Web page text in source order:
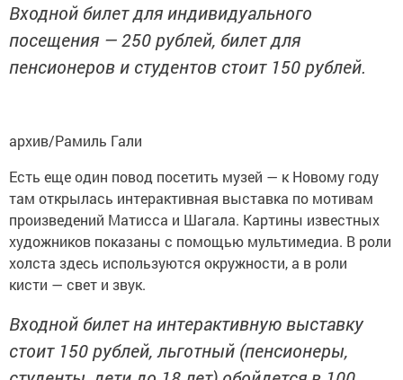
Входной билет для индивидуального
посещения — 250 рублей, билет для
пенсионеров и студентов стоит 150 рублей.
архив/Рамиль Гали
Есть еще один повод посетить музей — к Новому году
там открылась интерактивная выставка по мотивам
произведений Матисса и Шагала. Картины известных
художников показаны с помощью мультимедиа. В роли
холста здесь используются окружности, а в роли
кисти — свет и звук.
Входной билет на интерактивную выставку
стоит 150 рублей, льготный (пенсионеры,